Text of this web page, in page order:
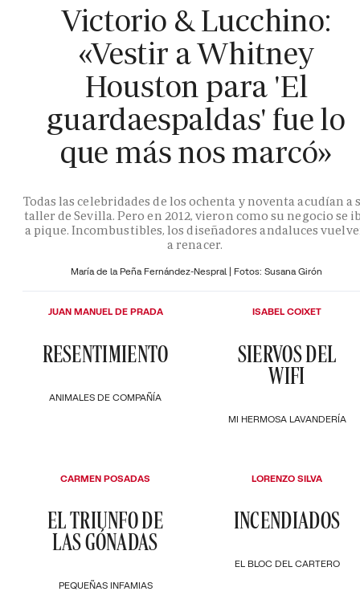
Victorio & Lucchino:
«Vestir a Whitney
Houston para 'El
guardaespaldas' fue lo
que más nos marcó»
Todas las celebridades de los ochenta y noventa acudían a
taller de Sevilla. Pero en 2012, vieron como su negocio se
a pique. Incombustibles, los diseñadores andaluces
a renacer.
María de la Peña Fernández-Nespral | Fotos: Susana Girón
ANIMALES DE COMPAÑÍA
RESENTIMIENTO
JUAN MANUEL DE PRADA
MI HERMOSA LAVANDERÍA
SIERVOS DEL
WIFI
ISABEL COIXET
PEQUEÑAS INFAMIAS
EL TRIUNFO DE
LAS GÓNADAS
CARMEN POSADAS
EL BLOC DEL CARTERO
INCENDIADOS
LORENZO SILVA